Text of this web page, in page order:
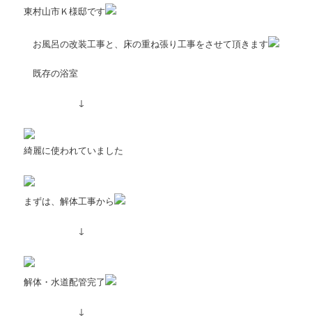
東村山市Ｋ様邸です
お風呂の改装工事と、床の重ね張り工事をさせて頂きます
既存の浴室
↓
綺麗に使われていました
まずは、解体工事から
↓
解体・水道配管完了
↓